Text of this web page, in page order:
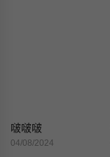
啵啵啵
04/08/2024